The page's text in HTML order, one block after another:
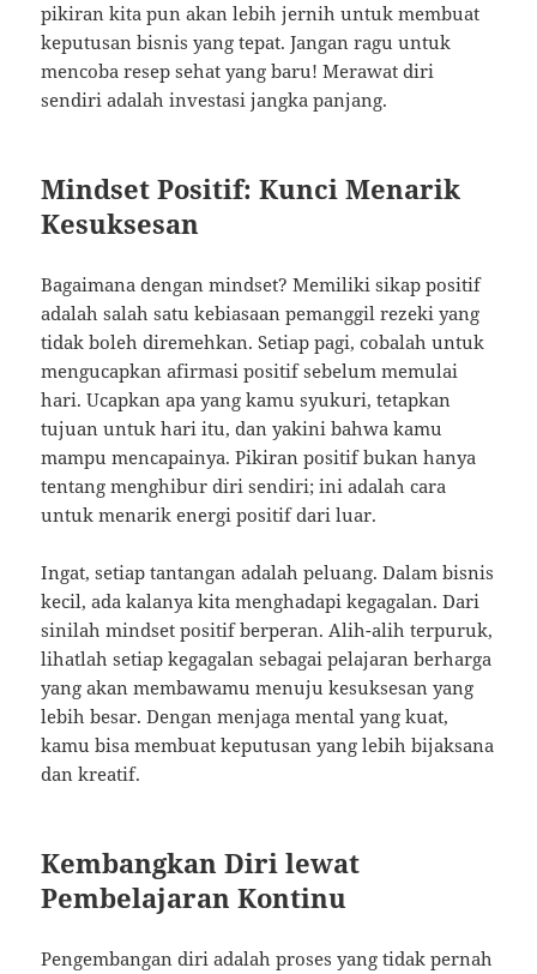
pikiran kita pun akan lebih jernih untuk membuat
keputusan bisnis yang tepat. Jangan ragu untuk
mencoba resep sehat yang baru! Merawat diri
sendiri adalah investasi jangka panjang.
Mindset Positif: Kunci Menarik
Kesuksesan
Bagaimana dengan mindset? Memiliki sikap positif
adalah salah satu kebiasaan pemanggil rezeki yang
tidak boleh diremehkan. Setiap pagi, cobalah untuk
mengucapkan afirmasi positif sebelum memulai
hari. Ucapkan apa yang kamu syukuri, tetapkan
tujuan untuk hari itu, dan yakini bahwa kamu
mampu mencapainya. Pikiran positif bukan hanya
tentang menghibur diri sendiri; ini adalah cara
untuk menarik energi positif dari luar.
Ingat, setiap tantangan adalah peluang. Dalam bisnis
kecil, ada kalanya kita menghadapi kegagalan. Dari
sinilah mindset positif berperan. Alih-alih terpuruk,
lihatlah setiap kegagalan sebagai pelajaran berharga
yang akan membawamu menuju kesuksesan yang
lebih besar. Dengan menjaga mental yang kuat,
kamu bisa membuat keputusan yang lebih bijaksana
dan kreatif.
Kembangkan Diri lewat
Pembelajaran Kontinu
Pengembangan diri adalah proses yang tidak pernah